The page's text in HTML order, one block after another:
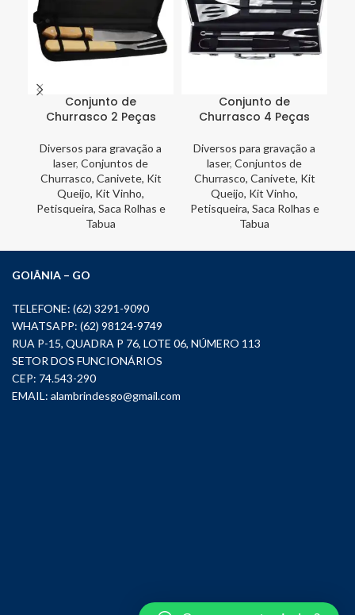
Conjunto de
Churrasco 2 Peças
Diversos para gravação a
laser, Conjuntos de
Churrasco, Canivete, Kit
Queijo, Kit Vinho,
Petisqueira, Saca Rolhas e
Tabua
Conjunto de
Churrasco 4 Peças
Diversos para gravação a
laser, Conjuntos de
Churrasco, Canivete, Kit
Queijo, Kit Vinho,
Petisqueira, Saca Rolhas e
Tabua
GOIÂNIA – GO
TELEFONE: (62) 3291-9090
WHATSAPP: (62) 98124-9749
RUA P-15, QUADRA P 76, LOTE 06, NÚMERO 113
SETOR DOS FUNCIONÁRIOS
CEP: 74.543-290
EMAIL: alambrindesgo@gmail.com